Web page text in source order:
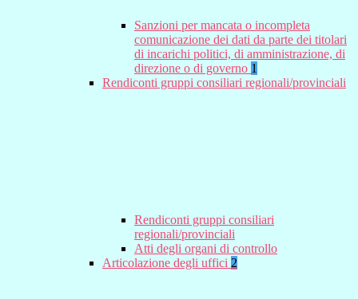
Sanzioni per mancata o incompleta
comunicazione dei dati da parte dei titolari
di incarichi politici, di amministrazione, di
direzione o di governo 1
Rendiconti gruppi consiliari regionali/provinciali
Rendiconti gruppi consiliari
regionali/provinciali
Atti degli organi di controllo
Articolazione degli uffici 2